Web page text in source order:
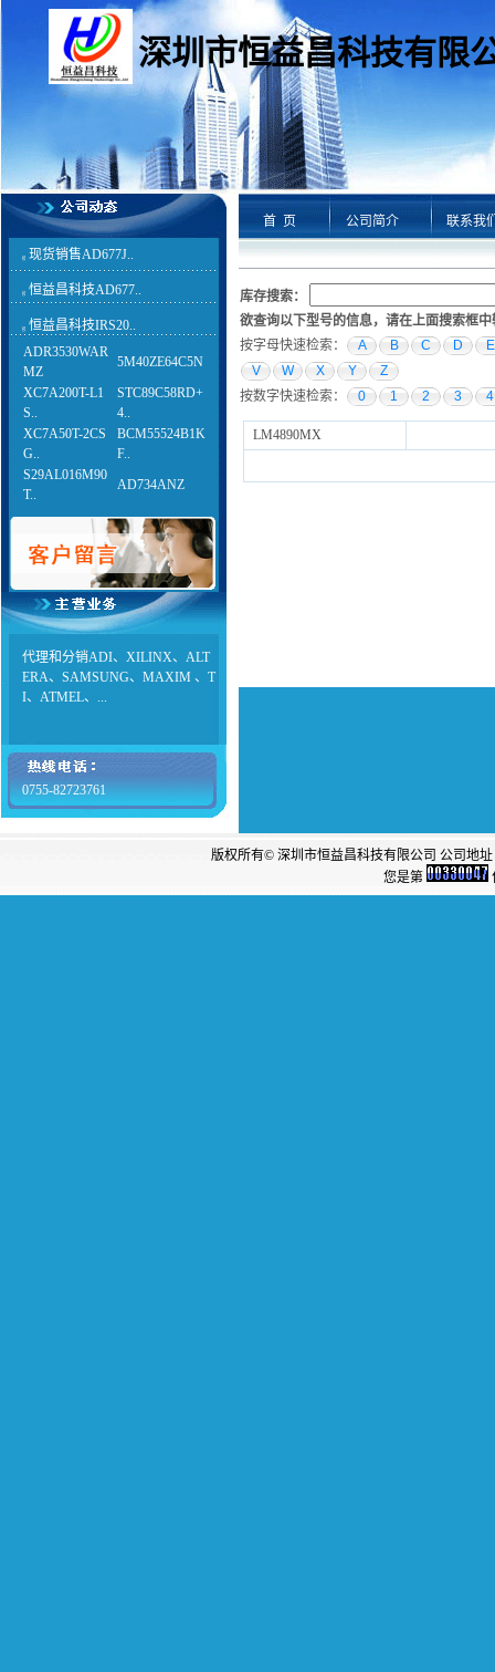
深圳市恒益昌科技有限
g 现货销售AD677J..
g 恒益昌科技AD677..
g 恒益昌科技IRS20..
ADR3530WAR
MZ
5M40ZE64C5N
XC7A200T-L1
S..
STC89C58RD+
4..
XC7A50T-2CS
G..
BCM55524B1K
F..
S29AL016M90
T..
AD734ANZ
代理和分销ADI、XILINX、ALT
ERA、SAMSUNG、MAXIM 、T
I、ATMEL、...
0755-82723761
首 页 公司简介 联系我
库存搜索：
欲查询以下型号的信息，请在上面搜索框
按字母快速检索：
A B C D
E
V
W X Y
Z
按数字快速检索：
0 1 2 3 4
LM4890MX
版权所有© 深圳市恒益昌科技有限公司 公司地
您是第